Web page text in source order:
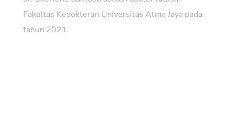
Fakultas Kedokteran Universitas Atma Jaya pada
tahun 2021.